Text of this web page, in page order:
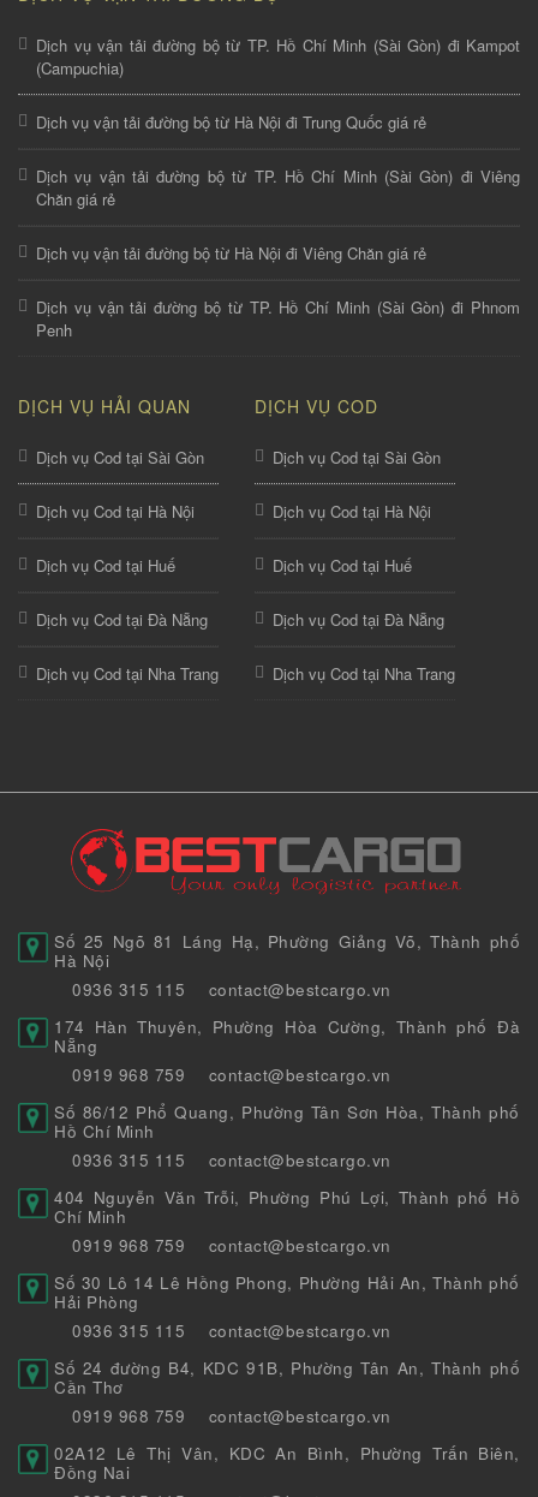
Dịch vụ vận tải đường bộ từ TP. Hồ Chí Minh (Sài Gòn) đi Kampot
(Campuchia)
Dịch vụ vận tải đường bộ từ Hà Nội đi Trung Quốc giá rẻ
Dịch vụ vận tải đường bộ từ TP. Hồ Chí Minh (Sài Gòn) đi Viêng
Chăn giá rẻ
Dịch vụ vận tải đường bộ từ Hà Nội đi Viêng Chăn giá rẻ
Dịch vụ vận tải đường bộ từ TP. Hồ Chí Minh (Sài Gòn) đi Phnom
Penh
DỊCH VỤ HẢI QUAN
Dịch vụ Cod tại Sài Gòn
Dịch vụ Cod tại Hà Nội
Dịch vụ Cod tại Huế
Dịch vụ Cod tại Đà Nẵng
Dịch vụ Cod tại Nha Trang
DỊCH VỤ COD
Dịch vụ Cod tại Sài Gòn
Dịch vụ Cod tại Hà Nội
Dịch vụ Cod tại Huế
Dịch vụ Cod tại Đà Nẵng
Dịch vụ Cod tại Nha Trang
Số 25 Ngõ 81 Láng Hạ, Phường Giảng Võ, Thành phố
Hà Nội
0936 315 115
contact@bestcargo.vn
174 Hàn Thuyên, Phường Hòa Cường, Thành phố Đà
Nẵng
0919 968 759
contact@bestcargo.vn
Số 86/12 Phổ Quang, Phường Tân Sơn Hòa, Thành phố
Hồ Chí Minh
0936 315 115
contact@bestcargo.vn
404 Nguyễn Văn Trỗi, Phường Phú Lợi, Thành phố Hồ
Chí Minh
0919 968 759
contact@bestcargo.vn
Số 30 Lô 14 Lê Hồng Phong, Phường Hải An, Thành phố
Hải Phòng
0936 315 115
contact@bestcargo.vn
Số 24 đường B4, KDC 91B, Phường Tân An, Thành phố
Cần Thơ
0919 968 759
contact@bestcargo.vn
02A12 Lê Thị Vân, KDC An Bình, Phường Trấn Biên,
Đồng Nai